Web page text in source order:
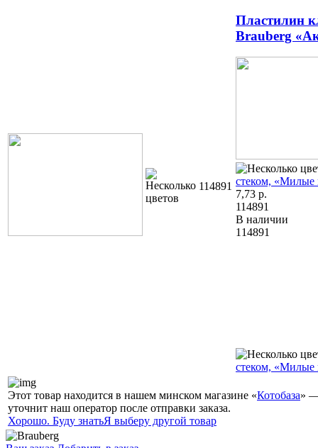
114891
Пластилин
Brauberg
стеком, «Милые
7,73 р.
114891
В наличии
114891
стеком, «Милые
Этот товар находится в нашем минском магазине «Котобаза» —
уточнит наш оператор после отправки заказа.
Хорошо. Буду знатьЯ выберу другой товар